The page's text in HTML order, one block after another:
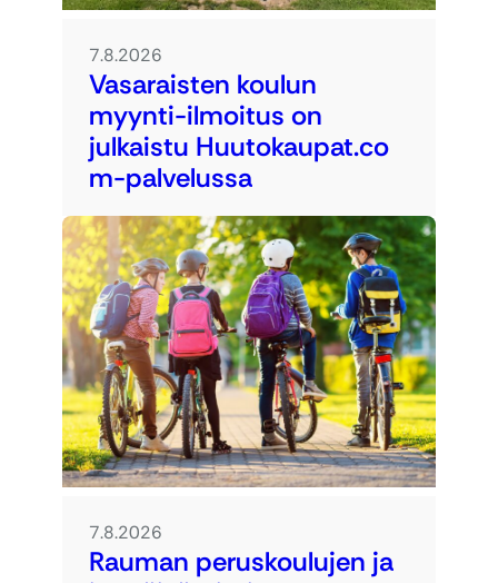
7.8.2026
Vasaraisten koulun
myynti-ilmoitus on
julkaistu Huutokaupat.co
m-palvelussa
7.8.2026
Rauman peruskoulujen ja